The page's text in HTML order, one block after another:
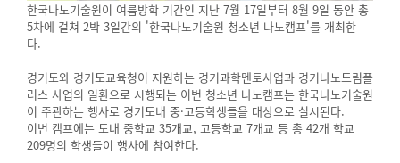
한국나노기술원이 여름방학 기간인 지난 7월 17일부터 8월 9일 동안 총
5차에 걸쳐 2박 3일간의 '한국나노기술원 청소년 나노캠프'를 개최한
다.
경기도와 경기도교육청이 지원하는 경기과학멘토사업과 경기나노드림플
러스 사업의 일환으로 시행되는 이번 청소년 나노캠프는 한국나노기술원
이 주관하는 행사로 경기도내 중·고등학생들을 대상으로 실시된다.
이번 캠프에는 도내 중학교 35개교, 고등학교 7개교 등 총 42개 학교
209명의 학생들이 행사에 참여한다.